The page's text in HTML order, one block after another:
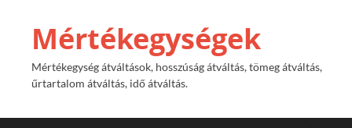
Mértékegységek
Mértékegység átváltások, hosszúság átváltás, tömeg átváltás,
űrtartalom átváltás, idő átváltás.